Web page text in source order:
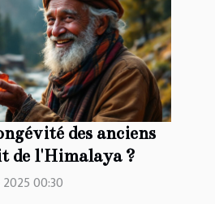
des anciens
de l'Himalaya ?
00:30